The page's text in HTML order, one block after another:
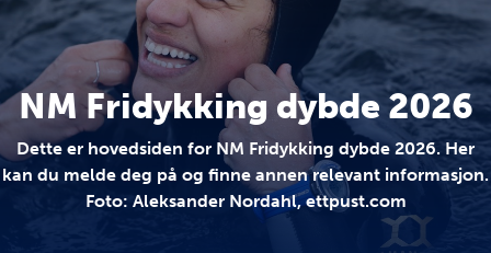
NM Fridykking dybde 2026
Dette er hovedsiden for NM Fridykking dybde 2026. Her
kan du melde deg på og finne annen relevant informasjon.
Foto: Aleksander Nordahl, ettpust.com